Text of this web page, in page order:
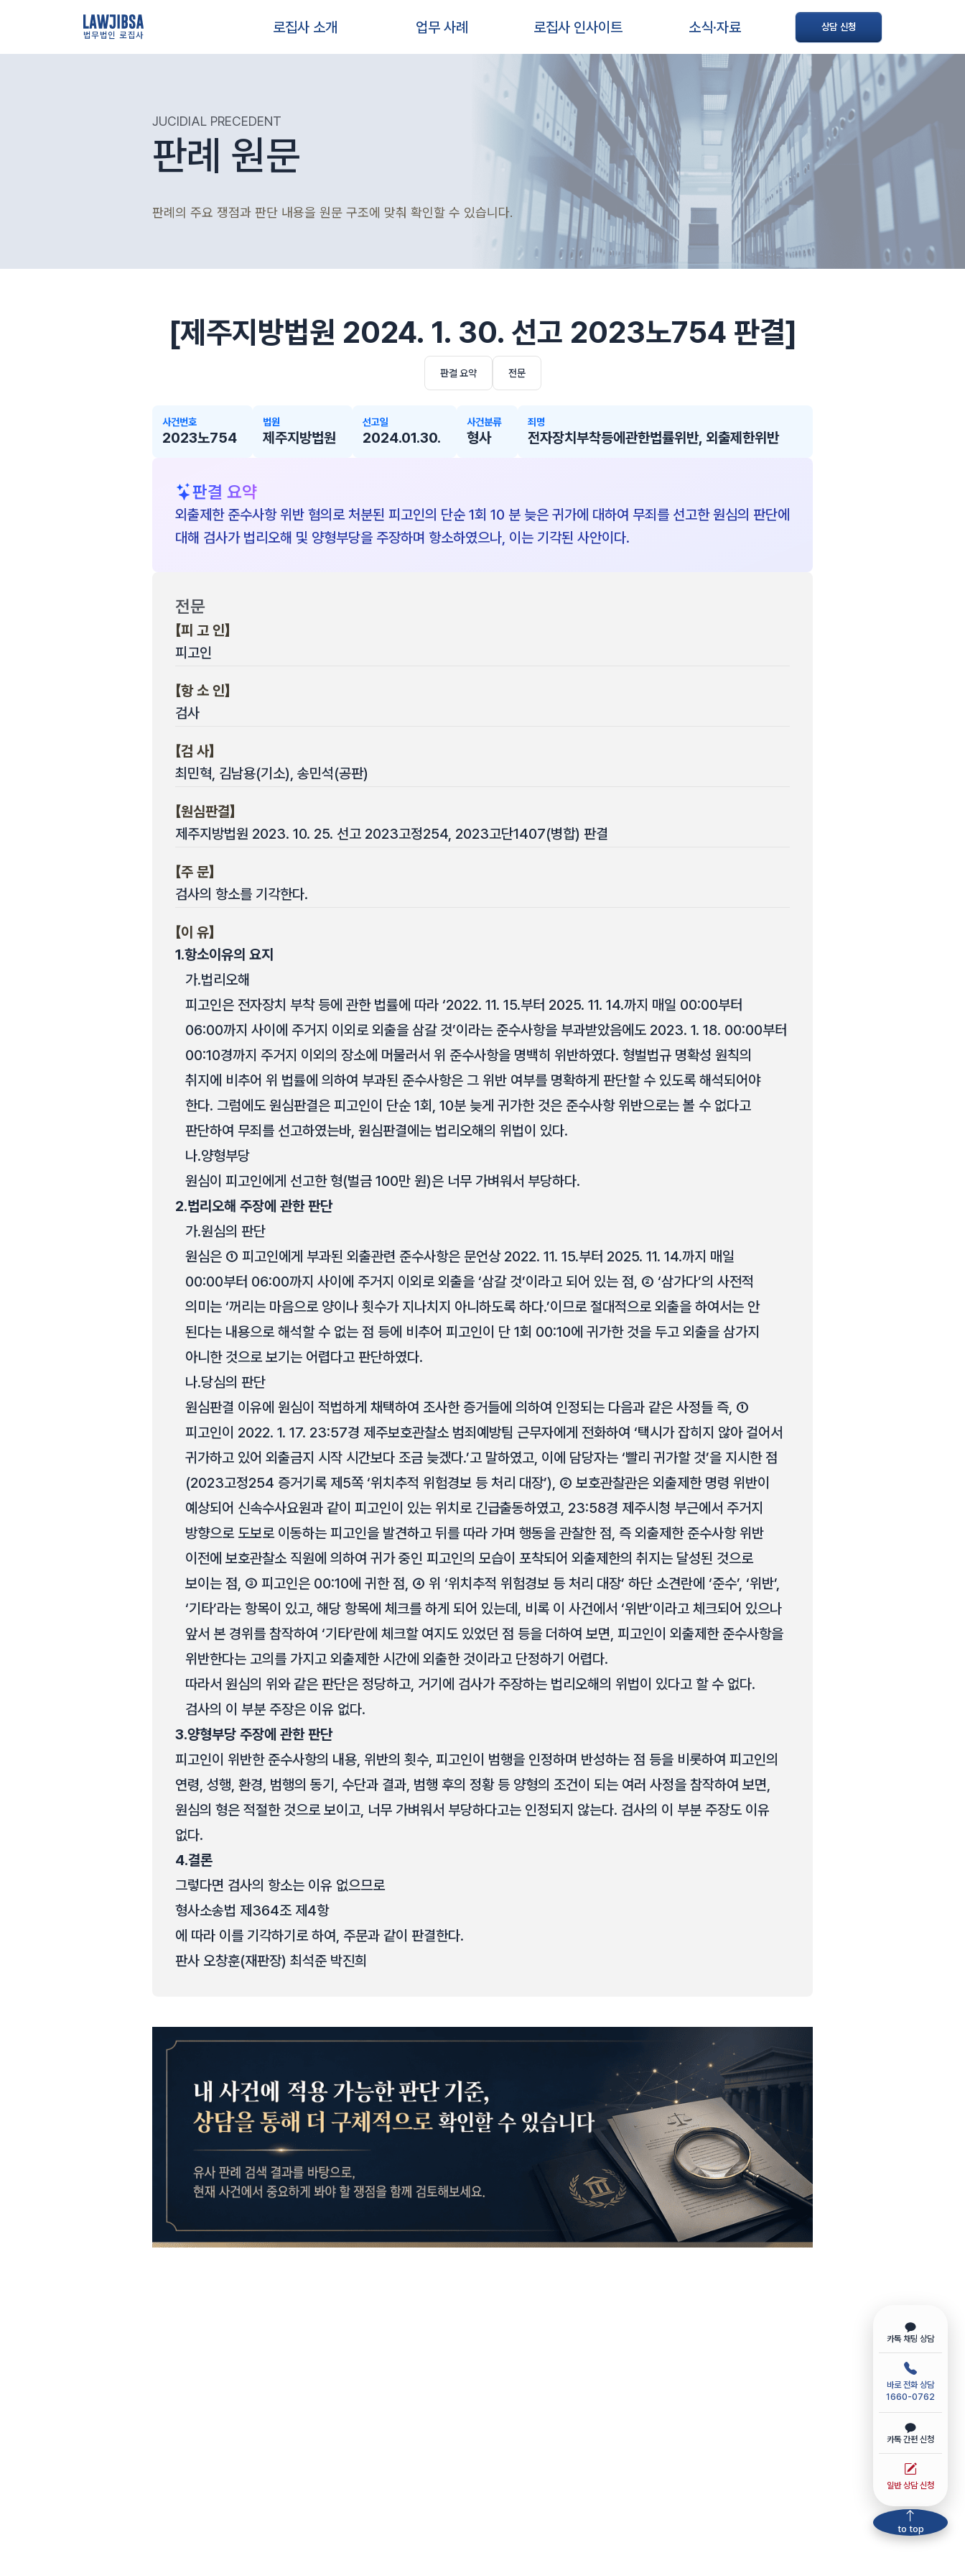
법무법인 로집사 로집사 소개 업무 사례 로집사 인사이트 소식·자료 상담 신청
JUCIDIAL PRECEDENT
판례 원문
판례의 주요 쟁점과 판단 내용을 원문 구조에 맞춰 확인할 수 있습니다.
[제주지방법원 2024. 1. 30. 선고 2023노754 판결]
판결 요약 전문
사건번호
2023노754
법원
제주지방법원
선고일
2024.01.30.
사건분류
형사
죄명
전자장치부착등에관한법률위반, 외출제한위반
판결 요약
외출제한 준수사항 위반 혐의로 처분된 피고인의 단순 1회 10 분 늦은 귀가에 대하여 무죄를 선고한 원심의 판단에
대해 검사가 법리오해 및 양형부당을 주장하며 항소하였으나, 이는 기각된 사안이다.
전문
【피 고 인】
피고인
【항 소 인】
검사
【검 사】
최민혁, 김남용(기소), 송민석(공판)
【원심판결】
제주지방법원 2023. 10. 25. 선고 2023고정254, 2023고단1407(병합) 판결
【주 문】
검사의 항소를 기각한다.
【이 유】
1.항소이유의 요지
가.법리오해
피고인은 전자장치 부착 등에 관한 법률에 따라 ‘2022. 11. 15.부터 2025. 11. 14.까지 매일 00:00부터
06:00까지 사이에 주거지 이외로 외출을 삼갈 것’이라는 준수사항을 부과받았음에도 2023. 1. 18. 00:00부터
00:10경까지 주거지 이외의 장소에 머물러서 위 준수사항을 명백히 위반하였다. 형벌법규 명확성 원칙의
취지에 비추어 위 법률에 의하여 부과된 준수사항은 그 위반 여부를 명확하게 판단할 수 있도록 해석되어야
한다. 그럼에도 원심판결은 피고인이 단순 1회, 10분 늦게 귀가한 것은 준수사항 위반으로는 볼 수 없다고
판단하여 무죄를 선고하였는바, 원심판결에는 법리오해의 위법이 있다.
나.양형부당
원심이 피고인에게 선고한 형(벌금 100만 원)은 너무 가벼워서 부당하다.
2.법리오해 주장에 관한 판단
가.원심의 판단
원심은 ① 피고인에게 부과된 외출관련 준수사항은 문언상 2022. 11. 15.부터 2025. 11. 14.까지 매일
00:00부터 06:00까지 사이에 주거지 이외로 외출을 ‘삼갈 것’이라고 되어 있는 점, ② ‘삼가다’의 사전적
의미는 ‘꺼리는 마음으로 양이나 횟수가 지나치지 아니하도록 하다.’이므로 절대적으로 외출을 하여서는 안
된다는 내용으로 해석할 수 없는 점 등에 비추어 피고인이 단 1회 00:10에 귀가한 것을 두고 외출을 삼가지
아니한 것으로 보기는 어렵다고 판단하였다.
나.당심의 판단
원심판결 이유에 원심이 적법하게 채택하여 조사한 증거들에 의하여 인정되는 다음과 같은 사정들 즉, ①
피고인이 2022. 1. 17. 23:57경 제주보호관찰소 범죄예방팀 근무자에게 전화하여 ‘택시가 잡히지 않아 걸어서
귀가하고 있어 외출금지 시작 시간보다 조금 늦겠다.’고 말하였고, 이에 담당자는 ‘빨리 귀가할 것’을 지시한 점
(2023고정254 증거기록 제5쪽 ‘위치추적 위험경보 등 처리 대장’), ② 보호관찰관은 외출제한 명령 위반이
예상되어 신속수사요원과 같이 피고인이 있는 위치로 긴급출동하였고, 23:58경 제주시청 부근에서 주거지
방향으로 도보로 이동하는 피고인을 발견하고 뒤를 따라 가며 행동을 관찰한 점, 즉 외출제한 준수사항 위반
이전에 보호관찰소 직원에 의하여 귀가 중인 피고인의 모습이 포착되어 외출제한의 취지는 달성된 것으로
보이는 점, ③ 피고인은 00:10에 귀한 점, ④ 위 ‘위치추적 위험경보 등 처리 대장’ 하단 소견란에 ‘준수’, ‘위반’,
‘기타’라는 항목이 있고, 해당 항목에 체크를 하게 되어 있는데, 비록 이 사건에서 ‘위반’이라고 체크되어 있으나
앞서 본 경위를 참작하여 ‘기타’란에 체크할 여지도 있었던 점 등을 더하여 보면, 피고인이 외출제한 준수사항을
위반한다는 고의를 가지고 외출제한 시간에 외출한 것이라고 단정하기 어렵다.
따라서 원심의 위와 같은 판단은 정당하고, 거기에 검사가 주장하는 법리오해의 위법이 있다고 할 수 없다.
검사의 이 부분 주장은 이유 없다.
3.양형부당 주장에 관한 판단
피고인이 위반한 준수사항의 내용, 위반의 횟수, 피고인이 범행을 인정하며 반성하는 점 등을 비롯하여 피고인의
연령, 성행, 환경, 범행의 동기, 수단과 결과, 범행 후의 정황 등 양형의 조건이 되는 여러 사정을 참작하여 보면,
원심의 형은 적절한 것으로 보이고, 너무 가벼워서 부당하다고는 인정되지 않는다. 검사의 이 부분 주장도 이유
없다.
4.결론
그렇다면 검사의 항소는 이유 없으므로
형사소송법 제364조 제4항
에 따라 이를 기각하기로 하여, 주문과 같이 판결한다.
판사 오창훈(재판장) 최석준 박진희
카톡 채팅 상담
바로 전화 상담
1660-0762
카톡 간편 신청
일반 상담 신청
to top